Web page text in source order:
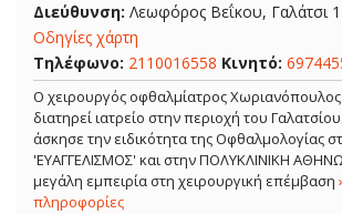
Διεύθυνση: Λεωφόρος Βεΐκου, Γαλάτσι
Οδηγίες χάρτη
Τηλέφωνο: 2110016558 Κινητό:
Ο χειρουργός οφθαλμίατρος
διατηρεί ιατρείο στην περιοχή του
άσκησε την ειδικότητα της Οφθαλμολογίας
'ΕΥΑΓΓΕΛΙΣΜΟΣ' και στην ΠΟΛΥΚΛΙΝΙΚΗ
μεγάλη εμπειρία στη χειρουργική επέμβαση
πληροφορίες